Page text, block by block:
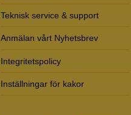
Teknisk service & support
Anmälan vårt Nyhetsbrev
Integritetspolicy
Inställningar för kakor